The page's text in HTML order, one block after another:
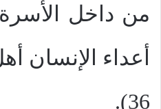
من داخل
36).